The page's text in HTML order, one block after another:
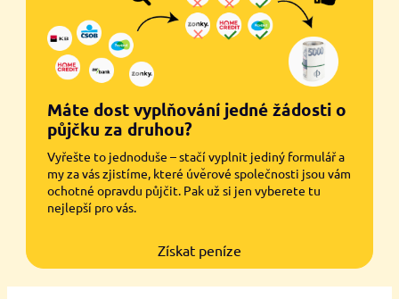
Máte dost vyplňování jedné žádosti o
půjčku za druhou?
Vyřešte to jednoduše – stačí vyplnit jediný formulář a
my za vás zjistíme, které úvěrové společnosti jsou vám
ochotné opravdu půjčit. Pak už si jen vyberete tu
nejlepší pro vás.
Získat peníze